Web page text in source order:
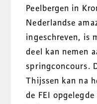
Peelbergen in
Nederlandse
ingeschreven, is
deel kan nemen
springconcours.
Thijssen kan na
de FEI